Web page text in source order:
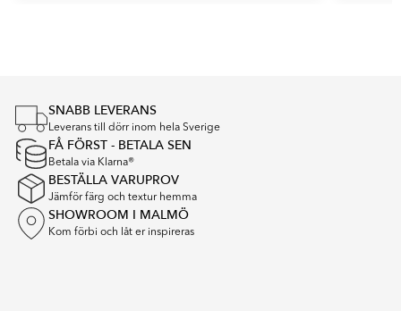
SNABB LEVERANS
Leverans till dörr inom hela Sverige
FÅ FÖRST - BETALA SEN
Betala via Klarna®
BESTÄLLA VARUPROV
Jämför färg och textur hemma
SHOWROOM I MALMÖ
Kom förbi och låt er inspireras